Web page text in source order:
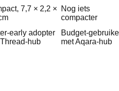
7,7 × 2,2 ×
Nog iets
compacter
adopter
met Aqara‑hub